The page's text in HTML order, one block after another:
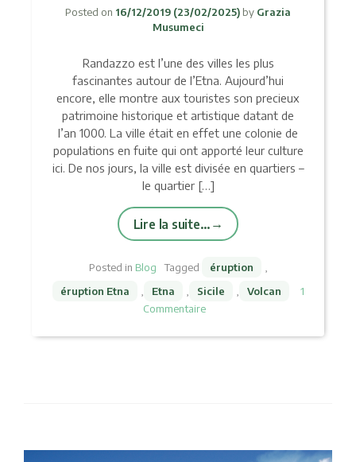
Posted on 16/12/2019 (23/02/2025) by Grazia
Musumeci
Randazzo est l’une des villes les plus
fascinantes autour de l’Etna. Aujourd’hui
encore, elle montre aux touristes son precieux
patrimoine historique et artistique datant de
l’an 1000. La ville était en effet une colonie de
populations en fuite qui ont apporté leur culture
ici. De nos jours, la ville est divisée en quartiers –
le quartier […]
Lire la suite…
Posted in Blog Tagged éruption
éruption Etna
Etna Sicile Volcan
1
Commentaire